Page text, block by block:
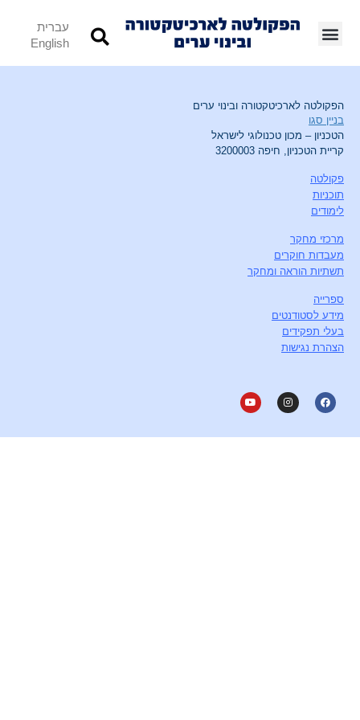
עברית
English
הפקולטה לארכיטקטורה ובינוי ערים
בניין סגו
הטכניון – מכון טכנולוגי לישראל
קריית הטכניון, חיפה 3200003
פקולטה
תוכניות
לימודים
מרכזי מחקר
מעבדות חוקרים
תשתיות הוראה ומחקר
ספרייה
מידע לסטודנטים
בעלי תפקידים
הצהרת נגישות